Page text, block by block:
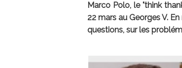
Marco Polo, le "think
22 mars au Georges V.
questions, sur les